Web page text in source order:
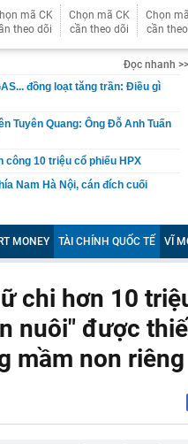
mã CK
theo dõi
Chọn mã CK
cần theo dõi
Chọn
cần
Đọc nhanh >>
đồng loạt tăng trần: Điều gì
Tuyên Quang: Ông Đỗ Anh Tuấn
10 triệu cổ phiếu HPX
Nam Hà Nội, cán đích cuối
làm trong 7 tháng đầu năm
các trạm dừng nghỉ
tin nhắn và cuộc gọi có nội
ảnh Việt Nam khiến nữ đại
MONEY TÀI CHÍNH QUỐC TẾ VĨ
chi hơn 10
nuôi" được
mầm non